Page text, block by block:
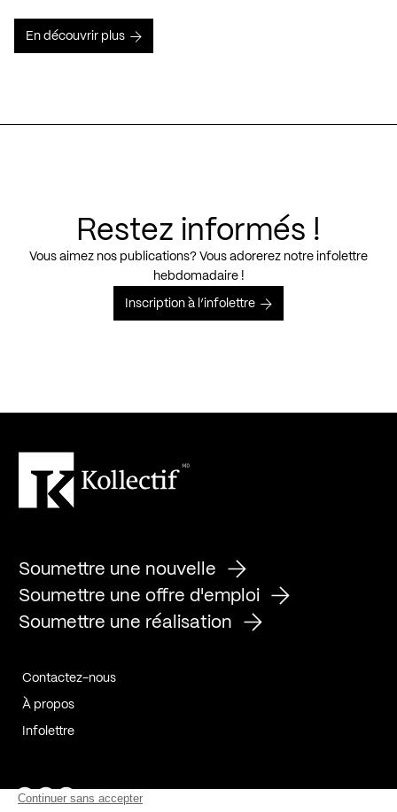
En découvrir plus
Restez informés !
Vous aimez nos publications? Vous adorerez notre infolettre
hebdomadaire !
Inscription à l’infolettre
Soumettre une nouvelle
Soumettre une offre d'emploi
Soumettre une réalisation
Contactez-nous
À propos
Infolettre
Page Facebook de Kollectif
Page Instagram de Kollectif
Page Linkedin de Kollectif